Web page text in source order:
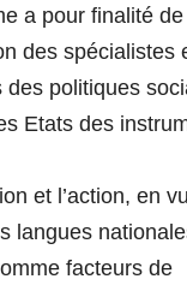
a pour finalité
des spécialistes
des politiques
Etats des
et l’action, en
langues
facteurs de